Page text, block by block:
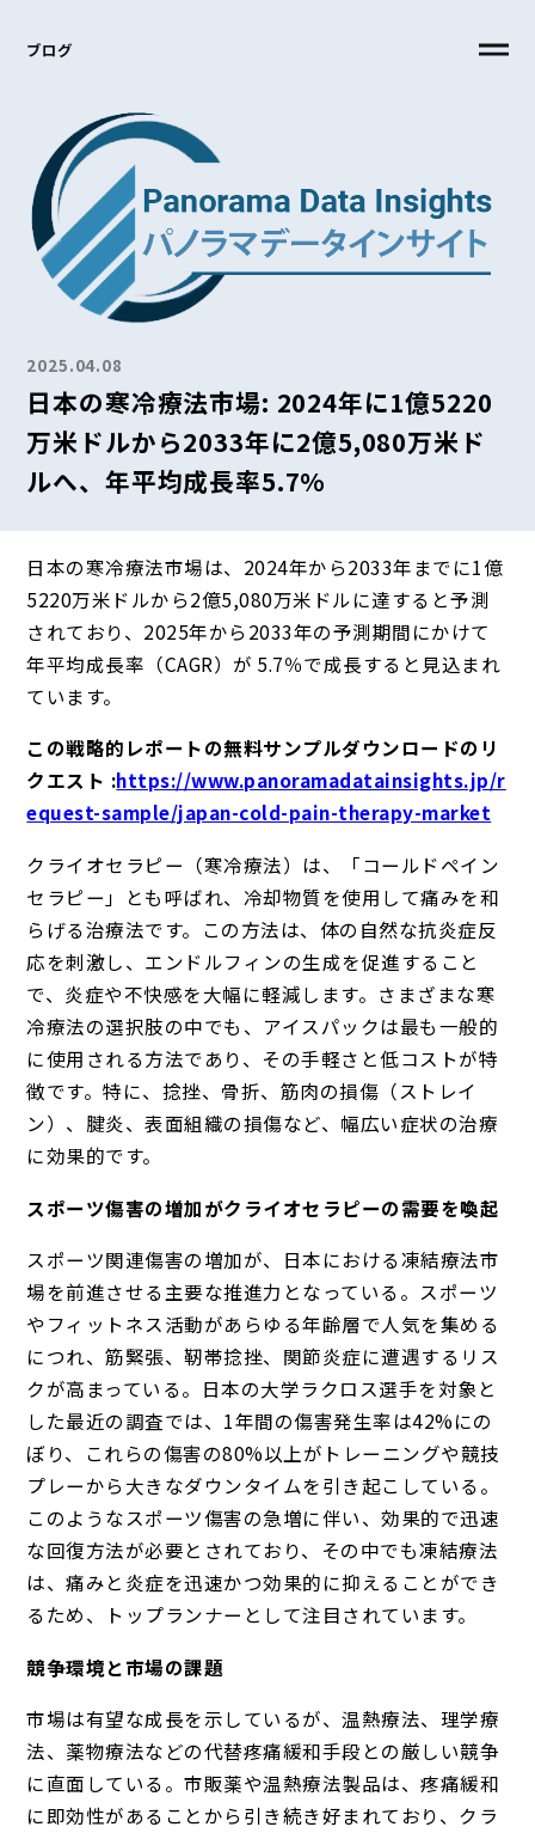
ブログ
2025.04.08
日本の寒冷療法市場: 2024年に1億5220
万米ドルから2033年に2億5,080万米ド
ルへ、年平均成長率5.7%
日本の寒冷療法市場は、2024年から2033年までに1億
5220万米ドルから2億5,080万米ドルに達すると予測
されており、2025年から2033年の予測期間にかけて
年平均成長率（CAGR）が 5.7％で成長すると見込まれ
ています。
この戦略的レポートの無料サンプルダウンロードのリ
クエスト :https://www.panoramadatainsights.jp/r
equest-sample/japan-cold-pain-therapy-market
クライオセラピー（寒冷療法）は、「コールドペイン
セラピー」とも呼ばれ、冷却物質を使用して痛みを和
らげる治療法です。この方法は、体の自然な抗炎症反
応を刺激し、エンドルフィンの生成を促進すること
で、炎症や不快感を大幅に軽減します。さまざまな寒
冷療法の選択肢の中でも、アイスパックは最も一般的
に使用される方法であり、その手軽さと低コストが特
徴です。特に、捻挫、骨折、筋肉の損傷（ストレイ
ン）、腱炎、表面組織の損傷など、幅広い症状の治療
に効果的です。
スポーツ傷害の増加がクライオセラピーの需要を喚起
スポーツ関連傷害の増加が、日本における凍結療法市
場を前進させる主要な推進力となっている。スポーツ
やフィットネス活動があらゆる年齢層で人気を集める
につれ、筋緊張、靭帯捻挫、関節炎症に遭遇するリス
クが高まっている。日本の大学ラクロス選手を対象と
した最近の調査では、1年間の傷害発生率は42%にの
ぼり、これらの傷害の80%以上がトレーニングや競技
プレーから大きなダウンタイムを引き起こしている。
このようなスポーツ傷害の急増に伴い、効果的で迅速
な回復方法が必要とされており、その中でも凍結療法
は、痛みと炎症を迅速かつ効果的に抑えることができ
るため、トップランナーとして注目されています。
競争環境と市場の課題
市場は有望な成長を示しているが、温熱療法、理学療
法、薬物療法などの代替疼痛緩和手段との厳しい競争
に直面している。市販薬や温熱療法製品は、疼痛緩和
に即効性があることから引き続き好まれており、クラ